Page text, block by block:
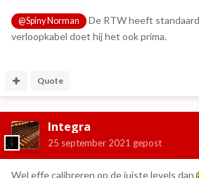
@Spiny Norman
De RTW heeft
verloopkabel doet hij het ook prima.
Quote
Integra
25 september 2021 gepost
Wel effe calibreren op de juiste levels dan